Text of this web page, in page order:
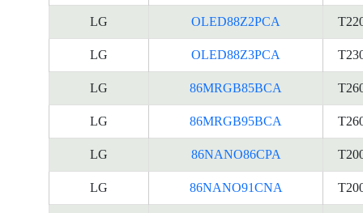
LG OLED88Z2PCA
LG OLED88Z3PCA
LG 86MRGB85BCA
LG 86MRGB95BCA
LG 86NANO86CPA
LG 86NANO91CNA